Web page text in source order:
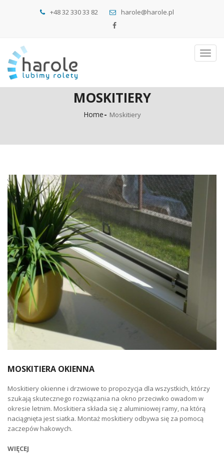
+48 32 330 33 82 harole@harole.pl
MOSKITIERY
Home Moskitiery
MOSKITIERA OKIENNA
Moskitiery okienne i drzwiowe to propozycja dla wszystkich, którzy
szukają skutecznego rozwiązania na okno przeciwko owadom w
okresie letnim. Moskitiera składa się z aluminiowej ramy, na którą
naciągnięta jest siatka. Montaż moskitiery odbywa się za pomocą
zaczepów hakowych.
WIĘCEJ